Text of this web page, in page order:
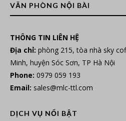
VĂN PHÒNG NỘI BÀI
THÔNG TIN LIÊN HỆ
Địa chỉ: phòng 215, tòa nhà sky
Minh, huyện Sóc Sơn, TP Hà Nội
Phone: 0979 059 193
Email: sales@mlc-ttl.com
DỊCH VỤ NỔI BẬT